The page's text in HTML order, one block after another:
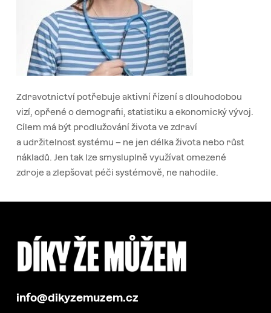
Zdravotnictví potřebuje aktivní řízení s dlouhodobou
vizí, opřené o demografii, statistiku a ekonomický vývoj.
Cílem má být prodlužování života ve zdraví
a udržitelnost systému – ne jen délka života nebo růst
nákladů. Jen tak lze smysluplně využívat omezené
zdroje a zlepšovat péči systémově, ne nahodile.
info@dikyzemuzem.cz